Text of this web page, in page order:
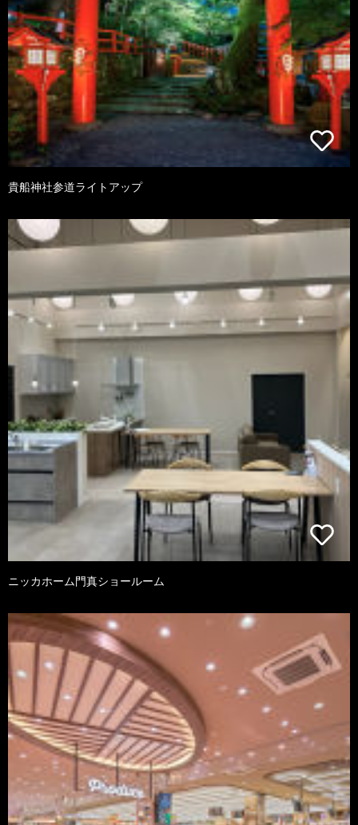
貴船神社参道ライトアップ
ニッカホーム門真ショールーム